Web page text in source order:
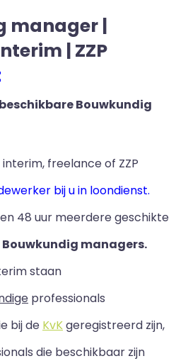
manager |
| ZZP
beschikbare Bouwkundig
freelance of ZZP
bij u in loondienst.
48 uur meerdere geschikte
Bouwkundig managers.
staan
professionals
bij de KvKgeregistreerd zijn,
die beschikbaar zijn